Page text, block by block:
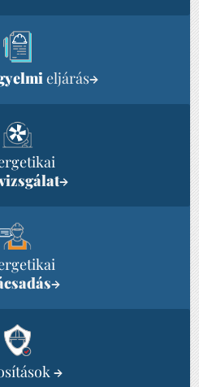
eljárás→
→
→
→